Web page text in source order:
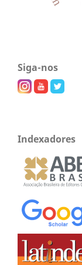
Siga-nos
Indexadores